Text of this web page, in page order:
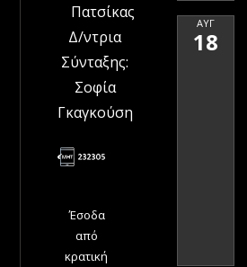
Πατσίκας
Δ/ντρια
Σύνταξης:
Σοφία
Γκαγκούση
Έσοδα
από
κρατική
ΑΥΓ
18